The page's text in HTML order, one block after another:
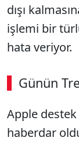
dışı
işlemi bir
hata veriyor.
Günün
00:02 / 08:06
Apple
haberdar